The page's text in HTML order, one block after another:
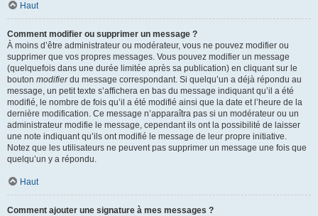
Haut
Comment modifier ou supprimer un message ?
À moins d’être administrateur ou modérateur, vous ne pouvez modifier ou
supprimer que vos propres messages. Vous pouvez modifier un message
(quelquefois dans une durée limitée après sa publication) en cliquant sur le
bouton modifierdu message correspondant. Si quelqu’un a déjà répondu au
message, un petit texte s’affichera en bas du message indiquant qu’il a été
modifié, le nombre de fois qu’il a été modifié ainsi que la date et l’heure de la
dernière modification. Ce message n’apparaîtra pas si un modérateur ou un
administrateur modifie le message, cependant ils ont la possibilité de laisser
une note indiquant qu’ils ont modifié le message de leur propre initiative.
Notez que les utilisateurs ne peuvent pas supprimer un message une fois que
quelqu’un y a répondu.
Haut
Comment ajouter une signature à mes messages ?